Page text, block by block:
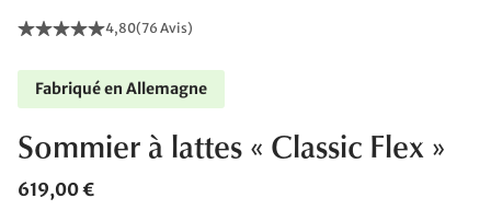
4,80(76 Avis)
Fabriqué en Allemagne
Sommier à lattes « Classic Flex »
619,00 €